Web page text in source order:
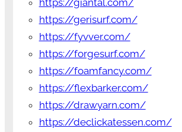
https://gerisurf.com/
https://fyvver.com/
https://forgesurf.com/
https://foamfancy.com/
https://flexbarker.com/
https://drawyarn.com/
https://declickatessen.com/